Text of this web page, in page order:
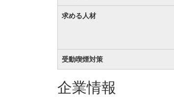
求める人材
受動喫煙対策
企業情報